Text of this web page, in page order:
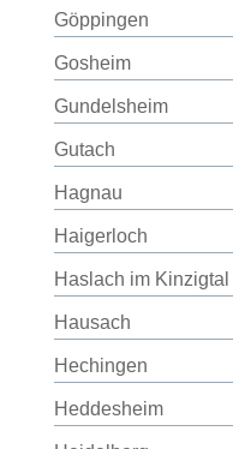
Göppingen
Gosheim
Gundelsheim
Gutach
Hagnau
Haigerloch
Haslach im Kinzigtal
Hausach
Hechingen
Heddesheim